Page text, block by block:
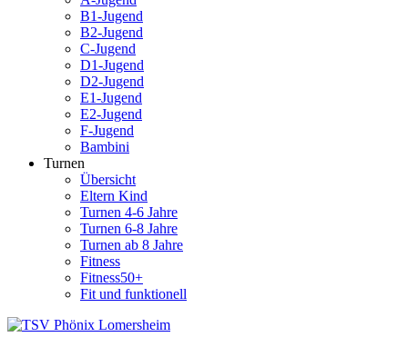
B1-Jugend
B2-Jugend
C-Jugend
D1-Jugend
D2-Jugend
E1-Jugend
E2-Jugend
F-Jugend
Bambini
Turnen
Übersicht
Eltern Kind
Turnen 4-6 Jahre
Turnen 6-8 Jahre
Turnen ab 8 Jahre
Fitness
Fitness50+
Fit und funktionell